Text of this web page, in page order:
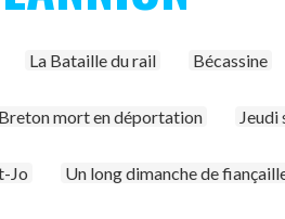
La Bataille du rail Bécassine
mort en déportation Jeudi
Jo Un long dimanche de